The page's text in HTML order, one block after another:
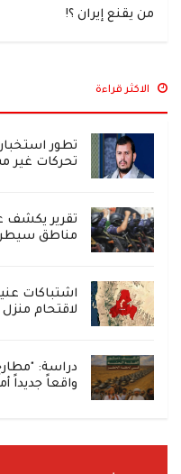
من يقنع إيران ؟!
الاكثر قراءة
تطور
تحركات غير
مناطق
اشتباكات
لاقتحام
دراسة:
واقعاً جديداً